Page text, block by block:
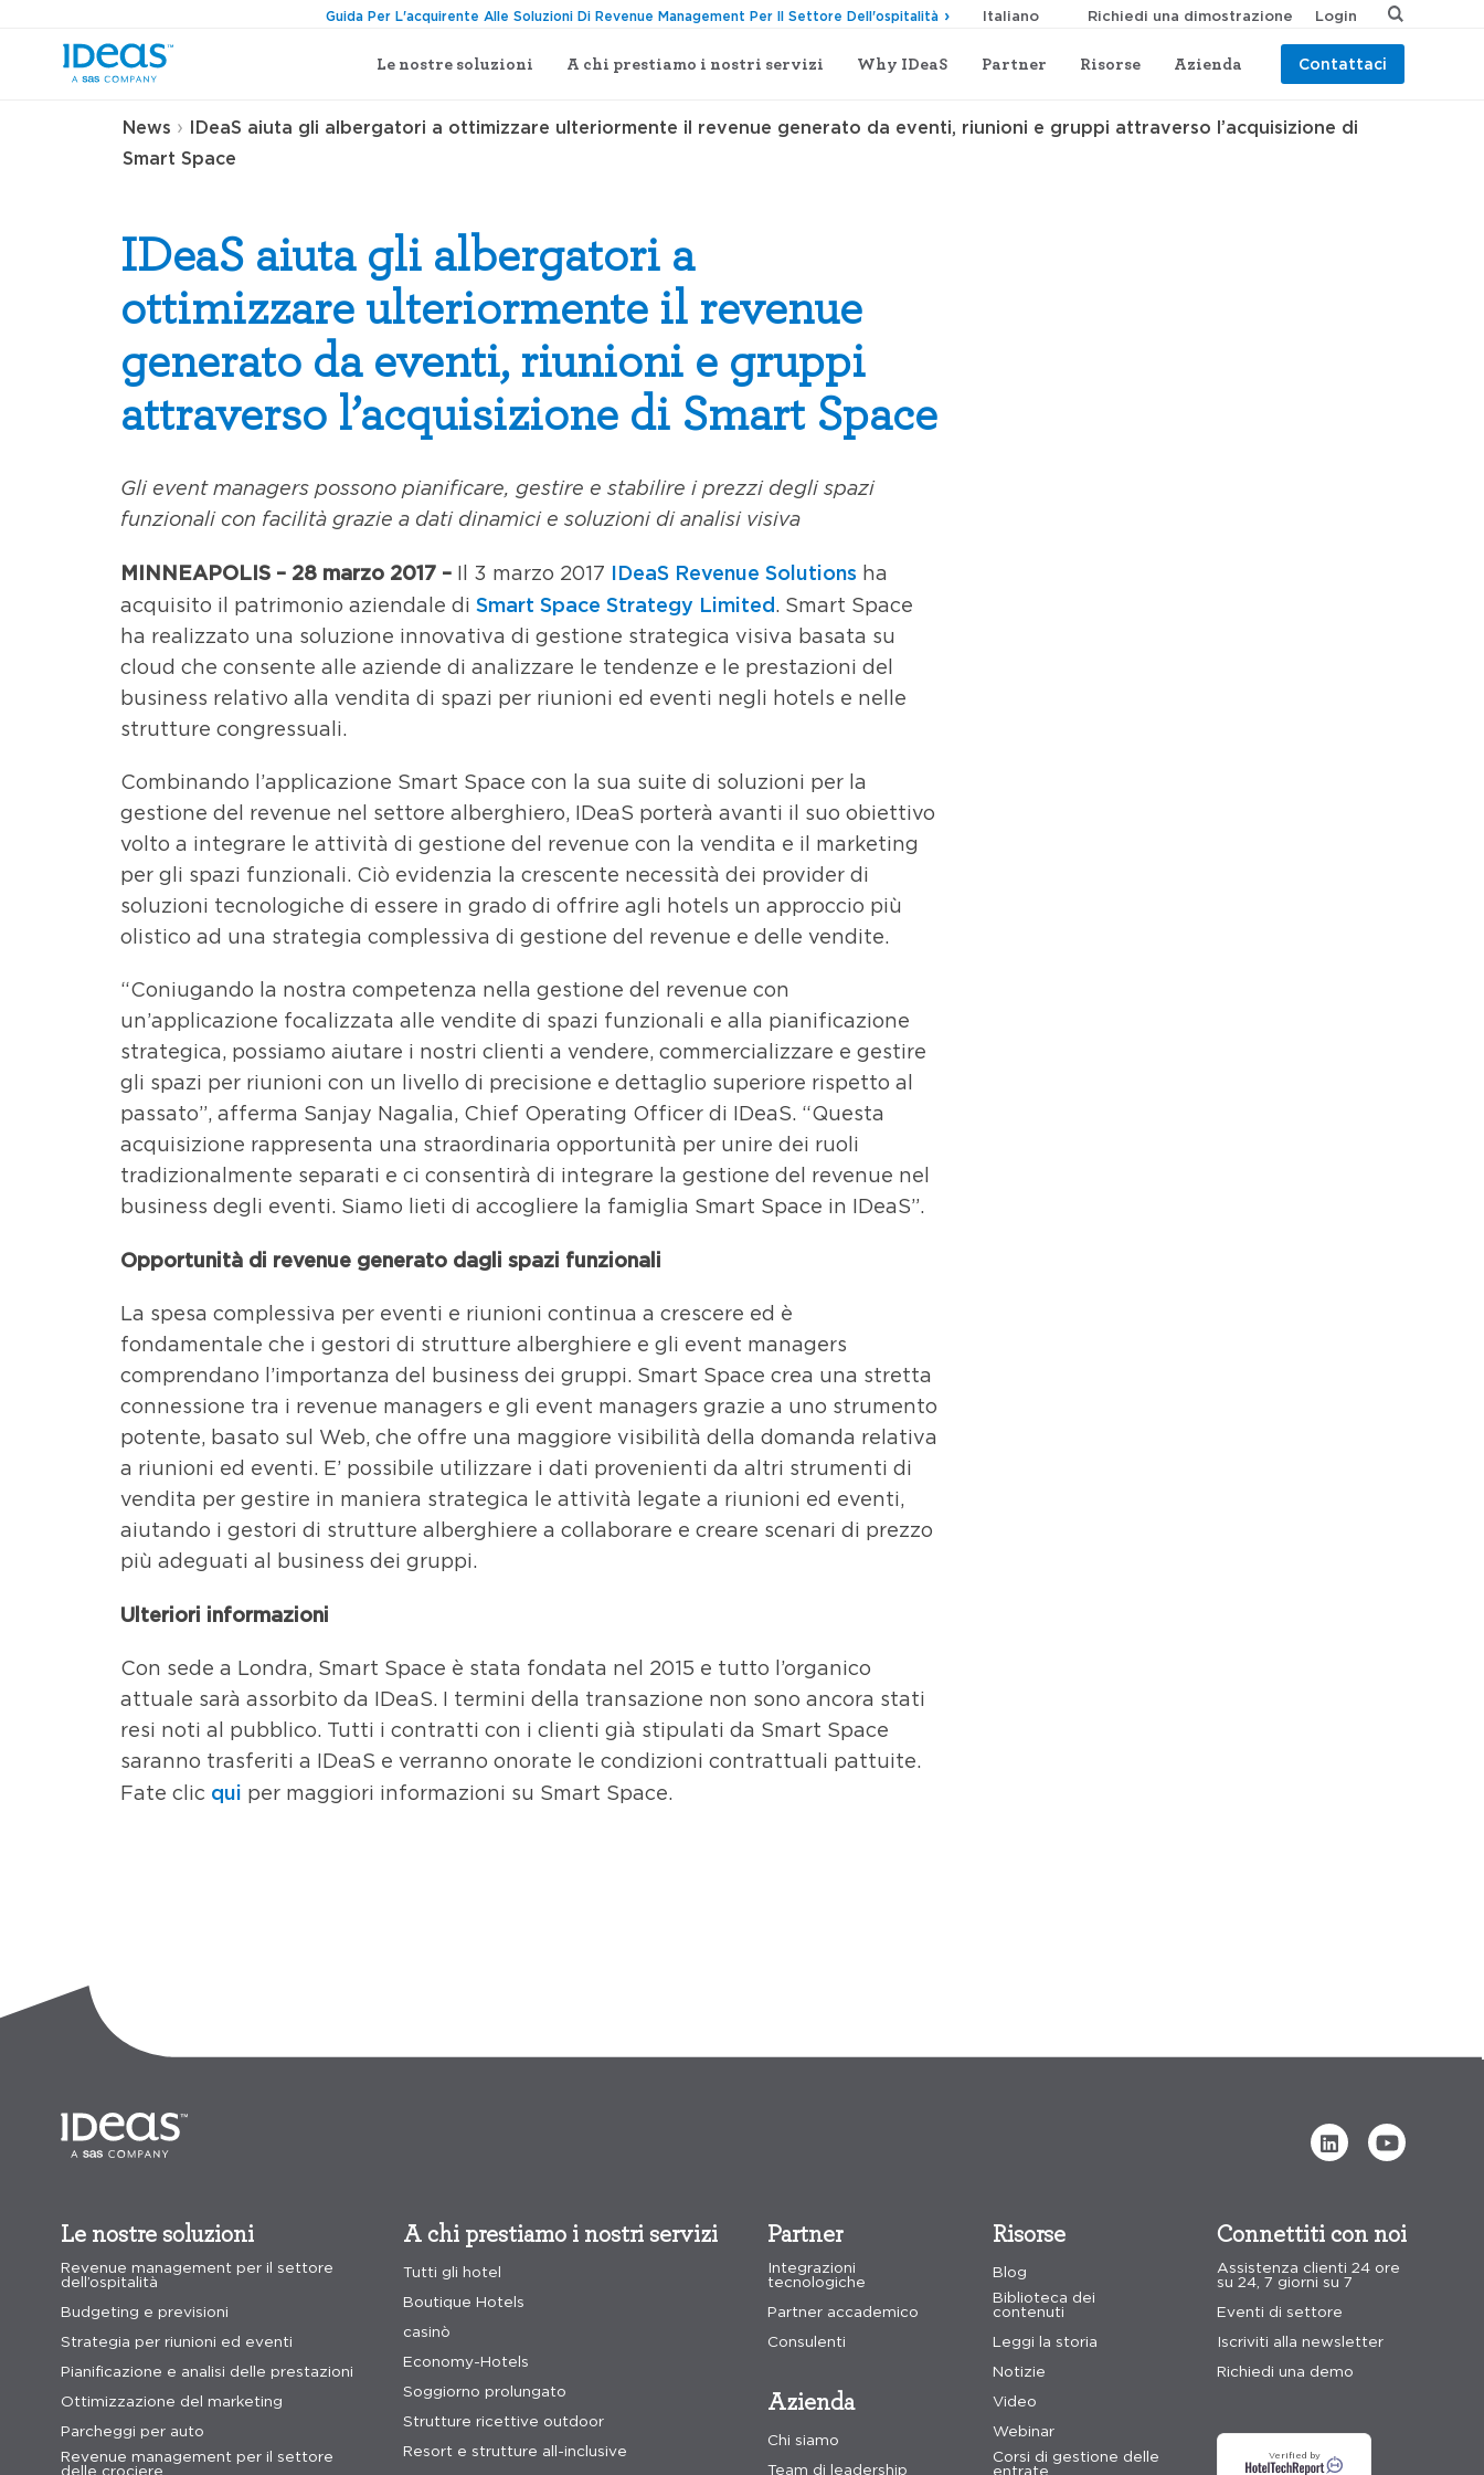
Le nostre soluzioni A chi prestiamo i nostri servizi Why IDeaS Partner Risorse Azienda Contattaci
Guida Per L'acquirente Alle Soluzioni Di Revenue Management Per Il Settore Dell'ospitalità Richiedi una dimostrazione Login
News › IDeaS aiuta gli albergatori a ottimizzare ulteriormente il revenue generato da eventi, riunioni e gruppi attraverso l’acquisizione di
Smart Space
IDeaS aiuta gli albergatori a
ottimizzare ulteriormente il revenue
generato da eventi, riunioni e gruppi
attraverso l’acquisizione di Smart Space
Gli event managers possono pianificare, gestire e stabilire i prezzi degli spazi
funzionali con facilità grazie a dati dinamici e soluzioni di analisi visiva
MINNEAPOLIS – 28 marzo 2017 – Il 3 marzo 2017 IDeaS Revenue Solutions ha
acquisito il patrimonio aziendale di Smart Space Strategy Limited. Smart Space
ha realizzato una soluzione innovativa di gestione strategica visiva basata su
cloud che consente alle aziende di analizzare le tendenze e le prestazioni del
business relativo alla vendita di spazi per riunioni ed eventi negli hotels e nelle
strutture congressuali.
Combinando l’applicazione Smart Space con la sua suite di soluzioni per la
gestione del revenue nel settore alberghiero, IDeaS porterà avanti il suo obiettivo
volto a integrare le attività di gestione del revenue con la vendita e il marketing
per gli spazi funzionali. Ciò evidenzia la crescente necessità dei provider di
soluzioni tecnologiche di essere in grado di offrire agli hotels un approccio più
olistico ad una strategia complessiva di gestione del revenue e delle vendite.
“Coniugando la nostra competenza nella gestione del revenue con
un’applicazione focalizzata alle vendite di spazi funzionali e alla pianificazione
strategica, possiamo aiutare i nostri clienti a vendere, commercializzare e gestire
gli spazi per riunioni con un livello di precisione e dettaglio superiore rispetto al
passato”, afferma Sanjay Nagalia, Chief Operating Officer di IDeaS. “Questa
acquisizione rappresenta una straordinaria opportunità per unire dei ruoli
tradizionalmente separati e ci consentirà di integrare la gestione del revenue nel
business degli eventi. Siamo lieti di accogliere la famiglia Smart Space in IDeaS”.
Opportunità di revenue generato dagli spazi funzionali
La spesa complessiva per eventi e riunioni continua a crescere ed è
fondamentale che i gestori di strutture alberghiere e gli event managers
comprendano l’importanza del business dei gruppi. Smart Space crea una stretta
connessione tra i revenue managers e gli event managers grazie a uno strumento
potente, basato sul Web, che offre una maggiore visibilità della domanda relativa
a riunioni ed eventi. E’ possibile utilizzare i dati provenienti da altri strumenti di
vendita per gestire in maniera strategica le attività legate a riunioni ed eventi,
aiutando i gestori di strutture alberghiere a collaborare e creare scenari di prezzo
più adeguati al business dei gruppi.
Ulteriori informazioni
Con sede a Londra, Smart Space è stata fondata nel 2015 e tutto l’organico
attuale sarà assorbito da IDeaS. I termini della transazione non sono ancora stati
resi noti al pubblico. Tutti i contratti con i clienti già stipulati da Smart Space
saranno trasferiti a IDeaS e verranno onorate le condizioni contrattuali pattuite.
Fate clic qui per maggiori informazioni su Smart Space.
Le nostre soluzioni
Revenue management per il settore
dell’ospitalità
Budgeting e previsioni
Strategia per riunioni ed eventi
Pianificazione e analisi delle prestazioni
Ottimizzazione del marketing
Parcheggi per auto
Revenue management per il settore
delle crociere
A chi prestiamo i nostri servizi
Tutti gli hotel
Boutique Hotels
casinò
Economy-Hotels
Soggiorno prolungato
Strutture ricettive outdoor
Resort e strutture all-inclusive
Azienda
Chi siamo
Team di leadership
Risorse
Blog
Biblioteca dei
contenuti
Leggi la storia
Notizie
Video
Webinar
Corsi di gestione delle
entrate
Connettiti con noi
Assistenza clienti 24 ore
su 24, 7 giorni su 7
Eventi di settore
Iscriviti alla newsletter
Richiedi una demo
Partner
Integrazioni
tecnologiche
Partner accademico
Consulenti
Verified by